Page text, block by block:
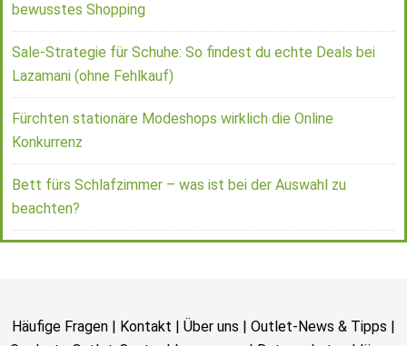
bewusstes Shopping
Sale-Strategie für Schuhe: So findest du echte Deals bei
Lazamani (ohne Fehlkauf)
Fürchten stationäre Modeshops wirklich die Online
Konkurrenz
Bett fürs Schlafzimmer – was ist bei der Auswahl zu
beachten?
Häufige Fragen | Kontakt | Über uns | Outlet-News & Tipps |